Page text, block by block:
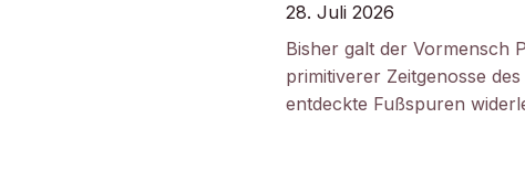
28. Juli 2026
Bisher galt der Vormensch
primitiverer Zeitgenosse
entdeckte Fußspuren